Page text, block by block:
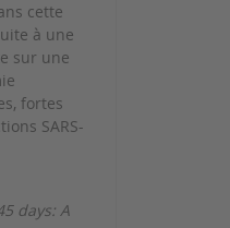
cette
à une
sur une
fortes
SARS-
days: A